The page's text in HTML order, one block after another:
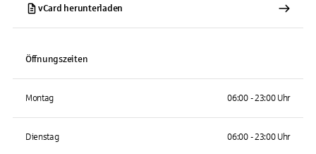
vCard herunterladen
Öffnungszeiten
Montag 06:00 - 23:00 Uhr
Dienstag 06:00 - 23:00 Uhr